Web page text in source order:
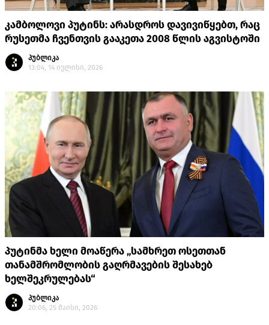
კამბოლოვი პუტინს: არასდროს დავივიწყებთ, რაც
რუსეთმა ჩვენთვის გააკეთა 2008 წლის აგვისტოში
პუბლიკა
13:04, 14 ივლისი, 2026
პუტინმა ხელი მოაწერა „სამხრეთ ოსეთთან
თანამშრომლობის გაღრმავების შესახებ
ხელშეკრულებას“
პუბლიკა
20:06, 25 მაისი, 2026